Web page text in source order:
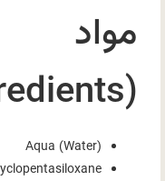
(Ingredients)
Aqua (Water)